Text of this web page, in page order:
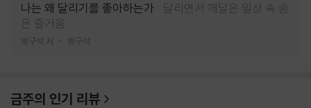
나는 왜 달리기를 좋아하는가
달리면서 깨달은 일상 속 숨
은 즐거움
방구석 저 방구석
금주의 인기 리뷰